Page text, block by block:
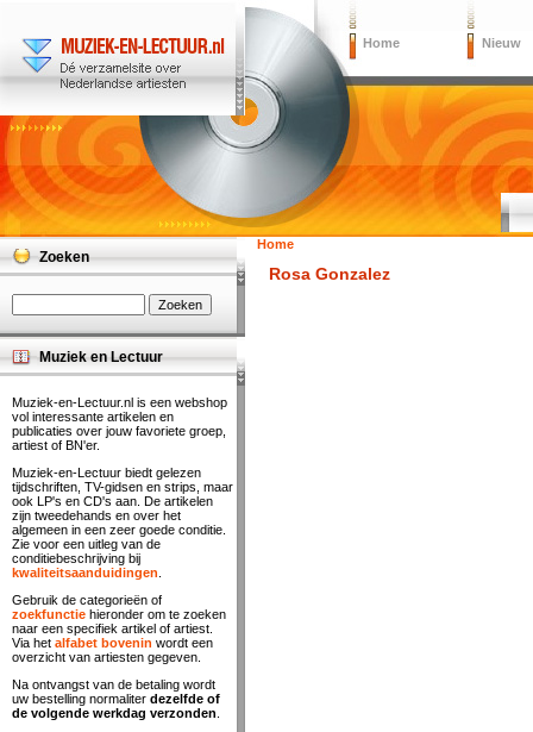
Home Nieuw
Home
Rosa Gonzalez
Zoeken
Muziek en Lectuur
Muziek-en-Lectuur.nl is een webshop
vol interessante artikelen en
publicaties over jouw favoriete groep,
artiest of BN'er.
Muziek-en-Lectuur biedt gelezen
tijdschriften, TV-gidsen en strips, maar
ook LP's en CD's aan. De artikelen
zijn tweedehands en over het
algemeen in een zeer goede conditie.
Zie voor een uitleg van de
conditiebeschrijving bij
kwaliteitsaanduidingen
Gebruik de categorieën of
zoekfunctie hieronder om te zoeken
naar een specifiek artikel of artiest.
Via het alfabet bovenin wordt een
overzicht van artiesten gegeven.
Na ontvangst van de betaling wordt
uw bestelling normaliter dezelfde of
de volgende werkdag verzonden